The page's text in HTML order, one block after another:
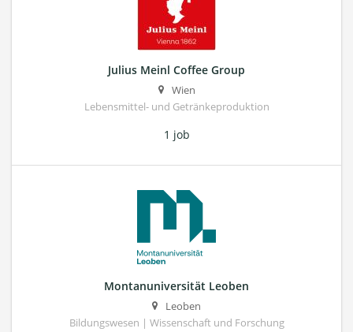
Julius Meinl Coffee Group
Wien
Lebensmittel- und Getränkeproduktion
1 job
Montanuniversität Leoben
Leoben
Bildungswesen | Wissenschaft und Forschung